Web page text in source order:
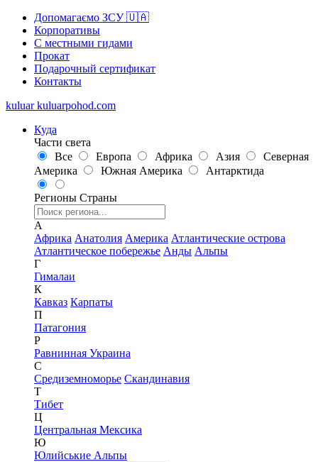
Допомагаємо ЗСУ 🇺🇦
Корпоративы
С местными гидами
Прокат
Подарочный сертификат
Контакты
kuluar kuluarpohod.com
Куда
Части света
Все
Европа Африка Азия
Северная
Америка
Южная Америка Антарктида
Регионы Страны
А
Африка Анатолия Америка Атлантические острова
Атлантическое побережье Анды Альпы
Г
Гималаи
К
Кавказ Карпаты
П
Патагония
Р
Равнинная Украина
С
Средиземноморье Скандинавия
Т
Тибет
Ц
Центральная Мексика
Ю
Юлийськие Альпы